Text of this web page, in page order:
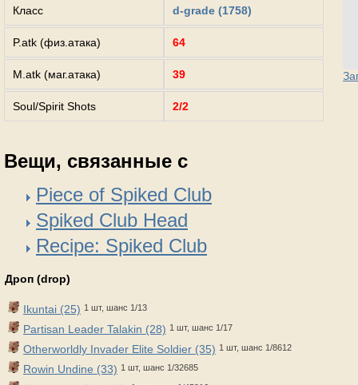
Класс d-grade (1758)
P.atk (физ.атака) 64
M.atk (маг.атака) 39
Soul/Spirit Shots 2/2
Вещи, связанные с
Piece of Spiked Club
Spiked Club Head
Recipe: Spiked Club
Дроп (drop)
Ikuntai (25) 1 шт, шанс 1/13
Partisan Leader Talakin (28) 1 шт, шанс 1/17
Otherworldly Invader Elite Soldier (35) 1 шт, шанс 1/8612
Rowin Undine (33) 1 шт, шанс 1/32685